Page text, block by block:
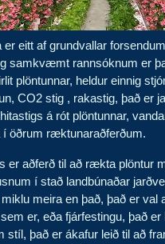
eitt af grundvallar
samkvæmt rannsóknum er
plöntunnar, heldur einnig
CO2 stig , rakastig, það er
á rót plöntunnar,
öðrum ræktunaraðferðum.
er aðferð til að rækta plöntur
í stað landbúnaðar
meira en það, það er val
er, eða fjárfestingu, það
stíl, það er ákafur leið til að